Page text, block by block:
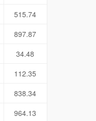
515.74
897.87
34.48
112.35
838.34
964.13